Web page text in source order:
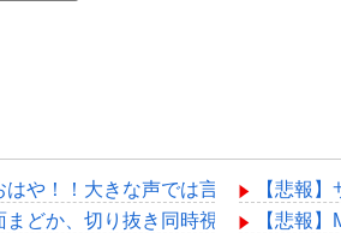
はや！！大きな声では言えないのや
まどか、切り抜き同時視聴！マネー
【悲報
【悲報